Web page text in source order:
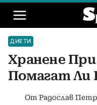
Към
съдържанието
ДИЕТИ
Хранене
Помагат Ли
От Радослав